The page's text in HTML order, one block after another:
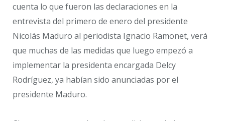
cuenta lo que fueron las declaraciones en la
entrevista del primero de enero del presidente
Nicolás Maduro al periodista Ignacio Ramonet, verá
que muchas de las medidas que luego empezó a
implementar la presidenta encargada Delcy
Rodríguez, ya habían sido anunciadas por el
presidente Maduro.